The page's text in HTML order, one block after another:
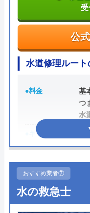
「WEBを見た」と
に。例えば排水管
用は2,200円～。業
心的な価格です。
急なトラブルで持
クレジットカード
支払いにも対応し
受
水の110番救急
公
水道修理ルー
●料金
基
つ
水
●キャンペーン
●駆けつけ時間 最
●定休日 年
おすすめ業者⑦
水の救急士